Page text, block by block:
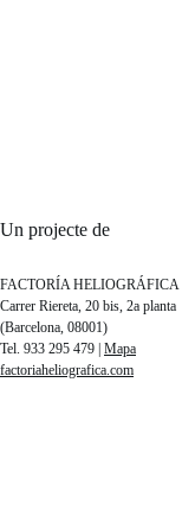
Un projecte de
FACTORÍA HELIOGRÁFICA
Carrer Riereta, 20 bis, 2a planta
(Barcelona, 08001)
Tel. 933 295 479 | Mapa
factoriaheliografica.com